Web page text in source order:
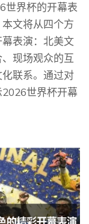
世界杯的开幕表
文将从四个方
表演：北美文
现场观众的互
联系。通过对
世界杯开幕